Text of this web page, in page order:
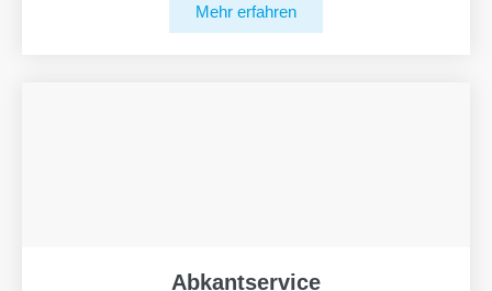
Mehr erfahren
Abkantservice